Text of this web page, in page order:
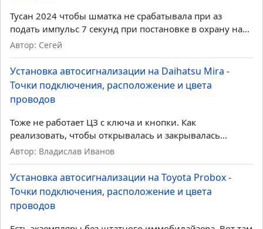
Тусан 2024 чтобы шматка не срабатывала при аз
подать импульс 7 секунд при постановке в охрану на...
Автор: Сегей
Установка автосигнализации на Daihatsu Mira -
Точки подключения, расположение и цвета
проводов
Тоже не работает ЦЗ с ключа и кнопки. Как
реализовать, чтобы открывалась и закрывалась...
Автор: Владислав Иванов
Установка автосигнализации на Toyota Probox -
Точки подключения, расположение и цвета
проводов